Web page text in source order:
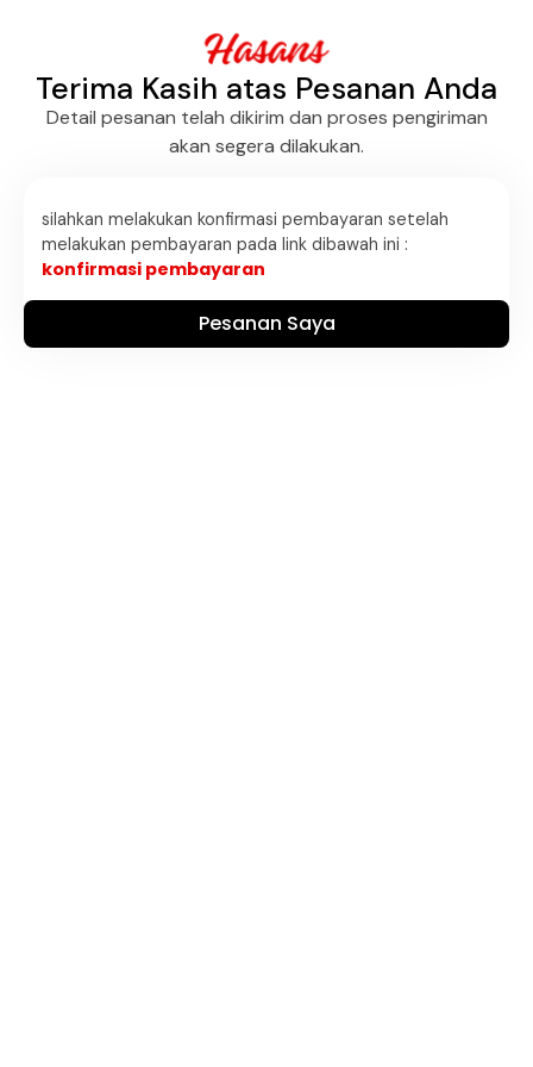
Terima Kasih atas Pesanan Anda
Detail pesanan telah dikirim dan proses pengiriman
akan segera dilakukan.
silahkan melakukan konfirmasi pembayaran setelah
melakukan pembayaran pada link dibawah ini :
konfirmasi pembayaran
Pesanan Saya